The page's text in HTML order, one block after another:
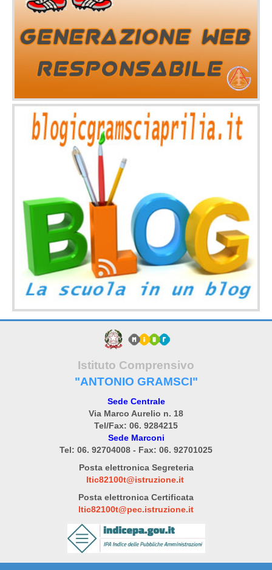
Istituto Comprensivo
"ANTONIO GRAMSCI"
Sede Centrale
Via Marco Aurelio n. 18
Tel/Fax: 06. 9284215
Sede Marconi
Tel: 06. 92704008 - Fax: 06. 92701025
Posta elettronica Segreteria
ltic82100t@istruzione.it
Posta elettronica Certificata
ltic82100t@pec.istruzione.it